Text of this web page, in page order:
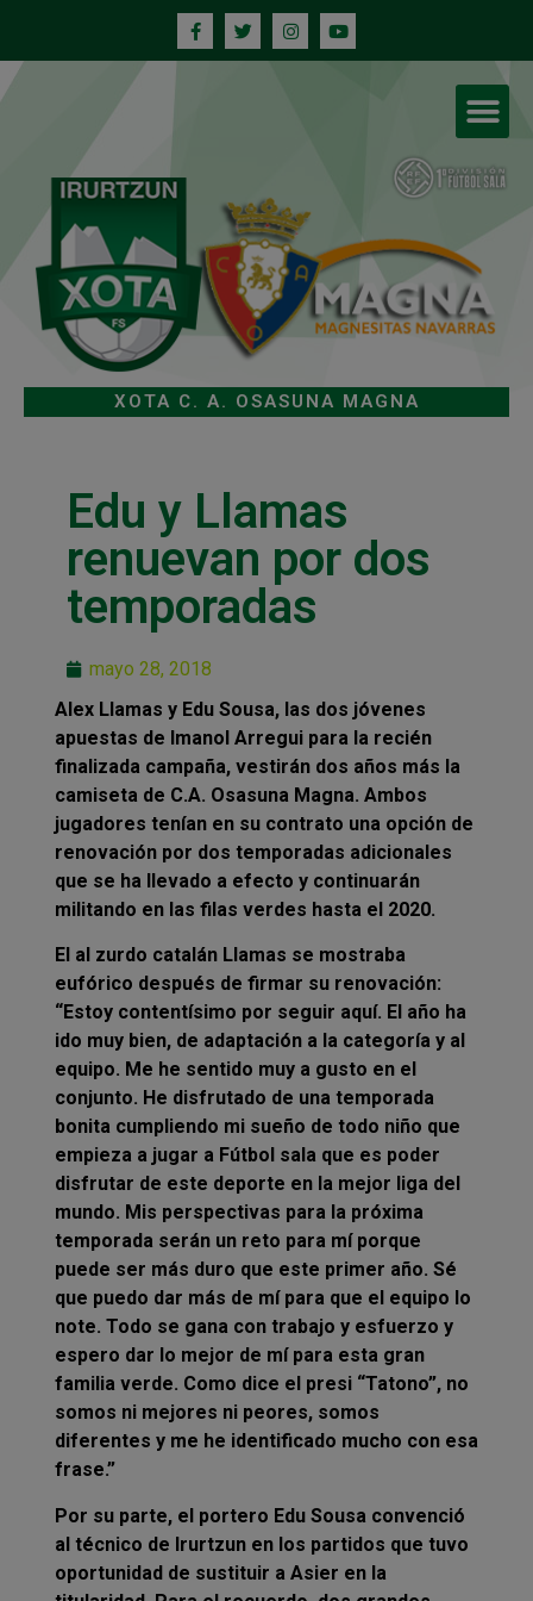
XOTA C. A. OSASUNA MAGNA
Edu y Llamas
renuevan por dos
temporadas
mayo 28, 2018
Alex Llamas y Edu Sousa, las dos jóvenes
apuestas de Imanol Arregui para la recién
finalizada campaña, vestirán dos años más la
camiseta de C.A. Osasuna Magna. Ambos
jugadores tenían en su contrato una opción de
renovación por dos temporadas adicionales
que se ha llevado a efecto y continuarán
militando en las filas verdes hasta el 2020.
El al zurdo catalán Llamas se mostraba
eufórico después de firmar su renovación:
“Estoy contentísimo por seguir aquí. El año ha
ido muy bien, de adaptación a la categoría y al
equipo. Me he sentido muy a gusto en el
conjunto. He disfrutado de una temporada
bonita cumpliendo mi sueño de todo niño que
empieza a jugar a Fútbol sala que es poder
disfrutar de este deporte en la mejor liga del
mundo. Mis perspectivas para la próxima
temporada serán un reto para mí porque
puede ser más duro que este primer año. Sé
que puedo dar más de mí para que el equipo lo
note. Todo se gana con trabajo y esfuerzo y
espero dar lo mejor de mí para esta gran
familia verde. Como dice el presi “Tatono”, no
somos ni mejores ni peores, somos
diferentes y me he identificado mucho con esa
frase.”
Por su parte, el portero Edu Sousa convenció
al técnico de Irurtzun en los partidos que tuvo
oportunidad de sustituir a Asier en la